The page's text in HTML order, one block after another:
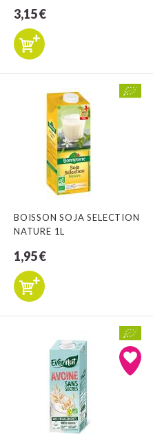
3,15 €
BOISSON SOJA SELECTION
NATURE 1L
1,95 €